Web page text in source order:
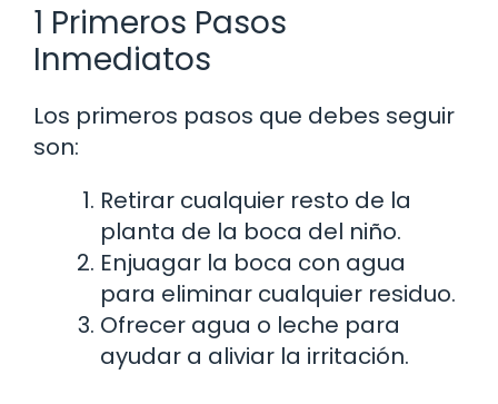
1 Primeros Pasos
Inmediatos
Los primeros pasos que debes seguir
son:
Retirar cualquier resto de la
planta de la boca del niño.
Enjuagar la boca con agua
para eliminar cualquier residuo.
Ofrecer agua o leche para
ayudar a aliviar la irritación.